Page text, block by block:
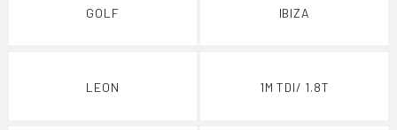
GOLF IBIZA
LEON 1M TDI/ 1.8T